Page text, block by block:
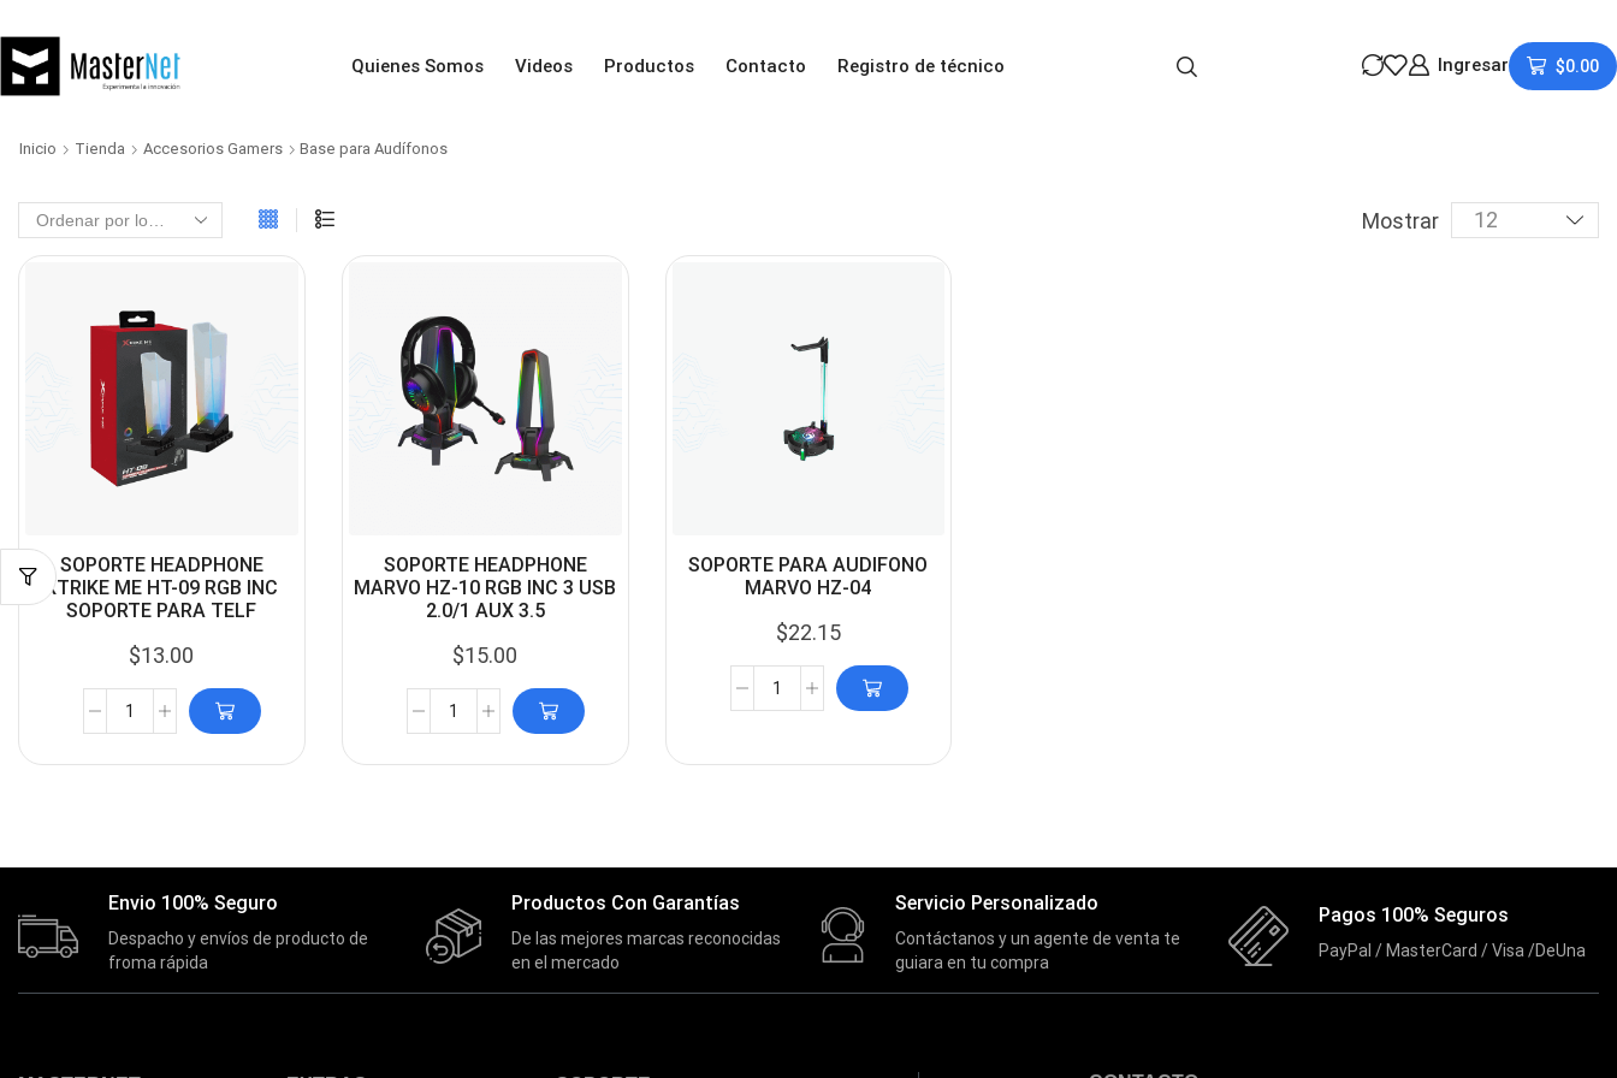
Quienes Somos Videos Productos Contacto Registro de técnico Ingresar $0.00
Inicio Tienda Accesorios Gamers Base para Audífonos
Mostrar
SOPORTE HEADPHONE
XTRIKE ME HT-09 RGB INC
SOPORTE PARA TELF
$13.00
SOPORTE HEADPHONE
MARVO HZ-10 RGB INC 3 USB
2.0/1 AUX 3.5
$15.00
SOPORTE PARA AUDIFONO
MARVO HZ-04
$22.15
Envio 100% Seguro
Despacho y envíos de producto de
froma rápida
Productos Con Garantías
De las mejores marcas reconocidas
en el mercado
Servicio Personalizado
Contáctanos y un agente de venta te
guiara en tu compra
Pagos 100% Seguros
PayPal / MasterCard / Visa /DeUna